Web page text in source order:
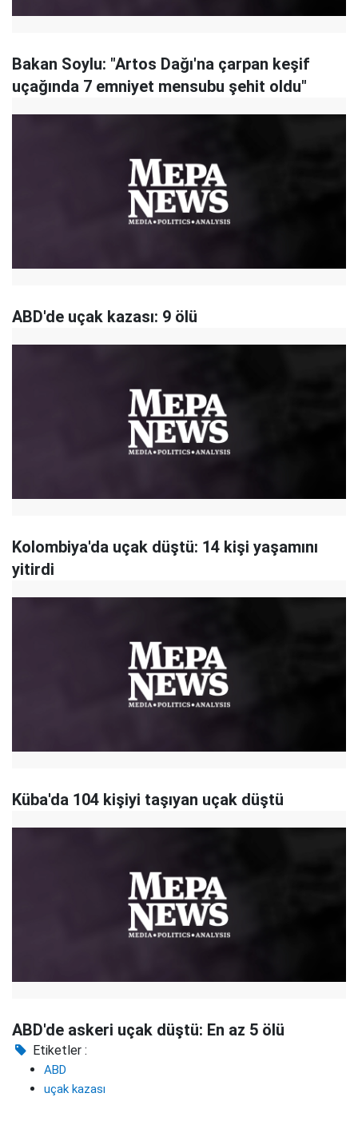
Bakan Soylu: "Artos Dağı'na çarpan keşif
uçağında 7 emniyet mensubu şehit oldu"
ABD'de uçak kazası: 9 ölü
Kolombiya'da uçak düştü: 14 kişi yaşamını
yitirdi
Küba'da 104 kişiyi taşıyan uçak düştü
ABD'de askeri uçak düştü: En az 5 ölü
Etiketler :
ABD
uçak kazası